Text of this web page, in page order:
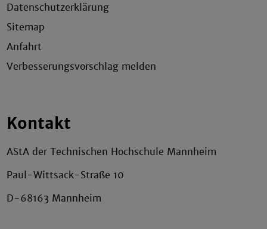
Datenschutzerklärung
Sitemap
Anfahrt
Verbesserungsvorschlag melden
Kontakt
AStA der Technischen Hochschule Mannheim
Paul-Wittsack-Straße 10
D-68163 Mannheim